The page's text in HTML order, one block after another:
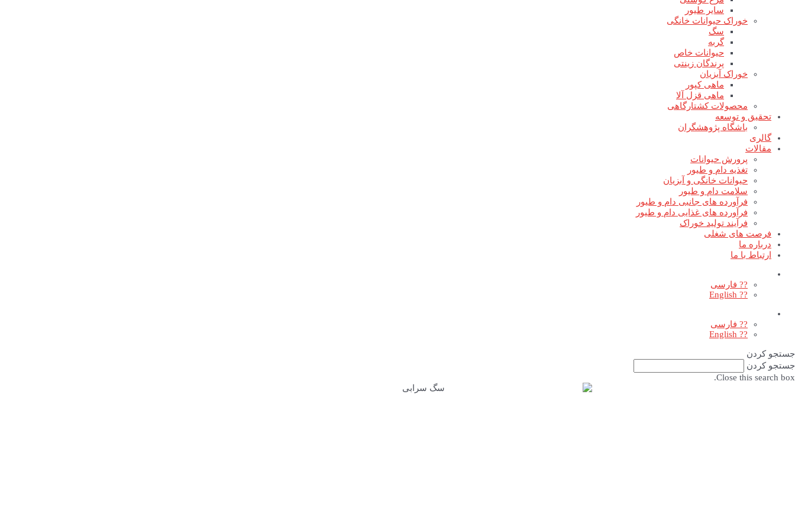
سایر طیور
خوراک حیوانات خانگی
سگ
گربه
حیوانات خاص
پرندگان زینتی
خوراک آبزیان
ماهی کپور
ماهی قزل آلا
محصولات کشتارگاهی
تحقیق و توسعه
باشگاه پژوهشگران
گالری
مقالات
پرورش حیوانات
تغذیه دام و طیور
حیوانات خانگی و آبزیان
سلامت دام و طیور
فرآورده های جانبی دام و طیور
فرآورده های غذایی دام و طیور
فرآیند تولید خوراک
فرصت های شغلی
درباره ما
ارتباط با ما
?? فارسی
?? English
?? فارسی
?? English
جستجو کردن
جستجو کردن
Close this search box.